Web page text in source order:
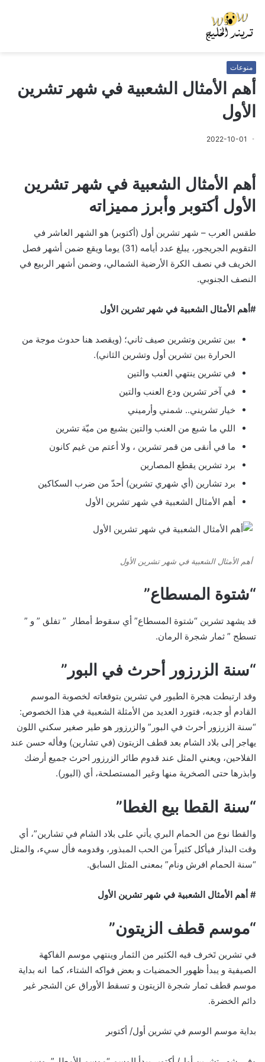
منوعات
أهم الأمثال الشعبية في شهر تشرين
الأول
2022-10-01
أهم الأمثال الشعبية في شهر تشرين
الأول أكتوبر وأبرز مميزاته
طقس العرب – شهر تشرين أول (أكتوبر) هو الشهر العاشر في
التقويم الجريجور، يبلغ عدد أيامه (31) يوما ويقع ضمن أشهر فصل
الخريف في نصف الكرة الأرضية الشمالي، وضمن أشهر الربيع في
النصف الجنوبي.
#أهم الأمثال الشعبية في شهر تشرين الأول
بين تشرين وتشرين صيف ثاني؛ (ويقصد هنا حدوث موجة من
الحرارة بين تشرين أول وتشرين الثاني).
في تشرين ينتهي العنب والتين
في آخر تشرين ودع العنب والتين
خيار تشريني.. شمني وأرميني
اللي ما شبع من العنب والتين بشبع من ميّة تشرين
ما في أنقى من قمر تشرين ، ولا أعتم من غيم كانون
برد تشرين يقطع المصارين
برد تشارين (أي شهري تشرين) أحدّ من ضرب السكاكين
أهم الأمثال الشعبية في شهر تشرين الأول
أهم الأمثال الشعبية في شهر تشرين الأول
“شتوة المسطاع”
قد يشهد تشرين “شتوة المسطاع” أي سقوط أمطار ” تفلق ” و ”
تسطح ” ثمار شجرة الرمان.​
“سنة الزرزور أحرث في البور”
وقد ارتبطت هجرة الطيور في تشرين بتوقعاته لخصوبة الموسم
القادم أو جدبه، فتورد العديد من الأمثلة الشعبية في هذا الخصوص:
“سنة الزرزور أحرث في البور” والزرزور هو طير صغير سكني اللون
يهاجر إلى بلاد الشام بعد قطف الزيتون (في تشارين) وفأله حسن عند
الفلاحين، ويعني المثل عند قدوم طائر الزرزور احرث جميع أرضك
وابذرها حتى الصخرية منها وغير المستصلحة، أي (البور).
“سنة القطا بيع الغطا”
والقطا نوع من الحمام البري يأتي على بلاد الشام في تشارين”، أي
وقت البذار فيأكل كثيراً من الحب المبذور، وقدومه فأل سيء، والمثل
“سنة الحمام افرش ونام” بمعنى المثل السابق.
# أهم الأمثال الشعبية في شهر تشرين الأول
“موسم قطف الزيتون”
في تشرين تَخرف فيه الكثير من الثمار وينتهي موسم الفاكهة
الصيفية و يبدأ ظهور الحمضيات و بعض فواكه الشتاء، كما انه بداية
موسم قطف ثمار شجرة الزيتون و تسقط الأوراق عن الشجر غير
دائم الخضرة.
بداية موسم الوسم في تشرين أول/ أكتوبر